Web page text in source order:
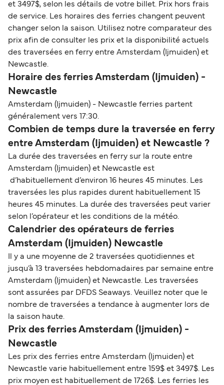
et 3497$, selon les détails de votre billet. Prix hors frais
de service. Les horaires des ferries changent peuvent
changer selon la saison. Utilisez notre comparateur des
prix afin de consulter les prix et la disponibilité actuels
des traversées en ferry entre Amsterdam (Ijmuiden) et
Newcastle.
Horaire des ferries Amsterdam (Ijmuiden) -
Newcastle
Amsterdam (Ijmuiden) - Newcastle ferries partent
généralement vers 17:30.
Combien de temps dure la traversée en ferry
entre Amsterdam (Ijmuiden) et Newcastle ?
La durée des traversées en ferry sur la route entre
Amsterdam (Ijmuiden) et Newcastle est
d’habituellement d’environ 16 heures 45 minutes. Les
traversées les plus rapides durent habituellement 15
heures 45 minutes. La durée des traversées peut varier
selon l’opérateur et les conditions de la météo.
Calendrier des opérateurs de ferries
Amsterdam (Ijmuiden) Newcastle
Il y a une moyenne de 2 traversées quotidiennes et
jusqu’à 13 traversées hebdomadaires par semaine entre
Amsterdam (Ijmuiden) et Newcastle. Les traversées
sont assurées par DFDS Seaways. Veuillez noter que le
nombre de traversées a tendance à augmenter lors de
la saison haute.
Prix des ferries Amsterdam (Ijmuiden) -
Newcastle
Les prix des ferries entre Amsterdam (Ijmuiden) et
Newcastle varie habituellement entre 159$ et 3497$. Les
prix moyen est habituellement de 1726$. Les ferries les